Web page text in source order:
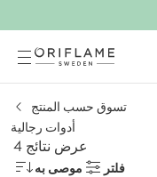
تسوق حسب المنتج
أدوات رجالية
عرض نتائج 4
موصى به
فلتر